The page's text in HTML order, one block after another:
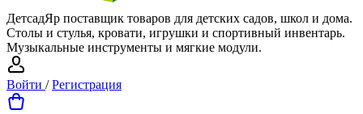
ДетсадЯр поставщик товаров для детских садов, школ и дома.
Столы и стулья, кровати, игрушки и спортивный инвентарь.
Музыкальные инструменты и мягкие модули.
Войти /Регистрация